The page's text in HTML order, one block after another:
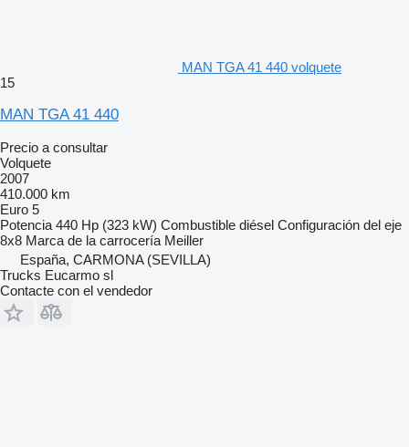
MAN TGA 41 440 volquete
15
MAN TGA 41 440
Precio a consultar
Volquete
2007
410.000 km
Euro 5
Potencia 440 Hp (323 kW) Combustible diésel Configuración del eje
8x8 Marca de la carrocería Meiller
España, CARMONA (SEVILLA)
Trucks Eucarmo sl
Contacte con el vendedor